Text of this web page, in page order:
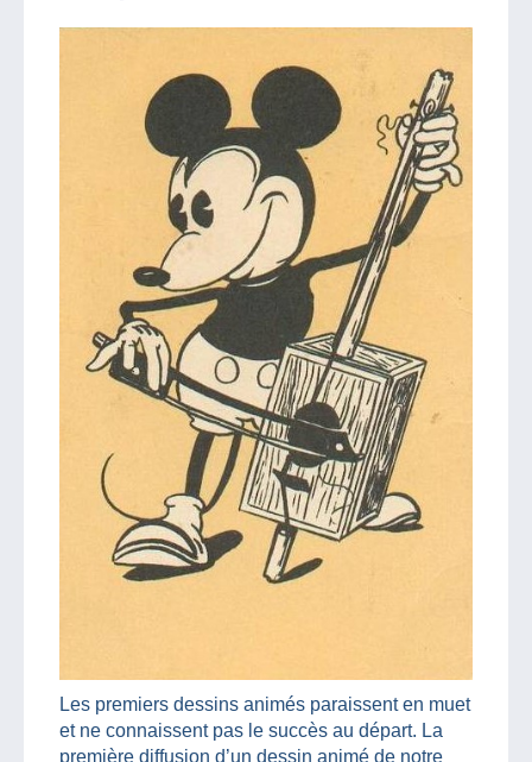
Les premiers dessins animés paraissent en muet
et ne connaissent pas le succès au départ. La
première diffusion d’un dessin animé de notre